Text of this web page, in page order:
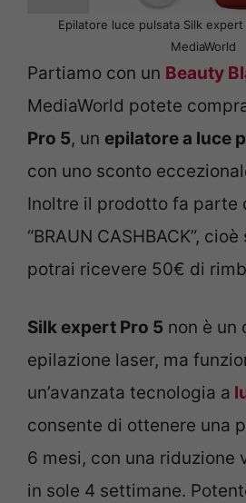
Epilatore luce pulsata Silk
MediaWorld
Partiamo con un Beauty
MediaWorld potete
Pro 5, un epilatore a luce
con uno sconto
Inoltre il prodotto fa parte
“BRAUN CASHBACK”,
potrai ricevere 50€ di
Silk expert Pro 5 non è un
epilazione laser, ma
un’avanzata tecnologia a
consente di ottenere una
6 mesi, con una riduzione
in sole 4 settimane.